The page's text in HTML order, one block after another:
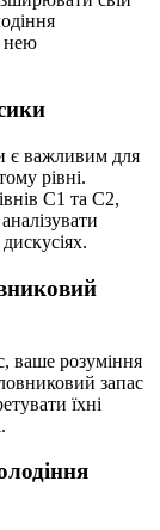
нею
є важливим для
рівні.
C1 та C2,
ваше розуміння
запас
їхні